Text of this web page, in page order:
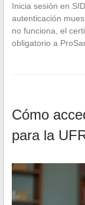
Inicia sesión en
autenticación
no funciona, el
obligatorio a
Cómo
para la